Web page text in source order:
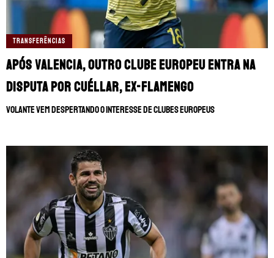
TRANSFERÊNCIAS
Após Valencia, outro clube europeu entra na
disputa por Cuéllar, ex-Flamengo
Volante vem despertando o interesse de clubes europeus